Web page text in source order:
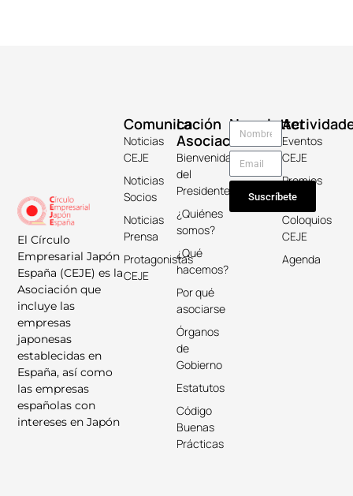
El Círculo
Empresarial Japón
España (CEJE) es la
Asociación que
incluye las
empresas
japonesas
establecidas en
España, así como
las empresas
españolas con
intereses en Japón
La
Asociación
Bienvenida
del
Presidente
¿Quiénes
somos?
¿Qué
hacemos?
Por qué
asociarse
Órganos
de
Gobierno
Estatutos
Código
Buenas
Prácticas
Comunicación
Noticias
CEJE
Noticias
Socios
Noticias
Prensa
Protagonistas
CEJE
Eventos
CEJE
Premios
Keicho
Coloquios
CEJE
Agenda
Newsletter
Suscríbete